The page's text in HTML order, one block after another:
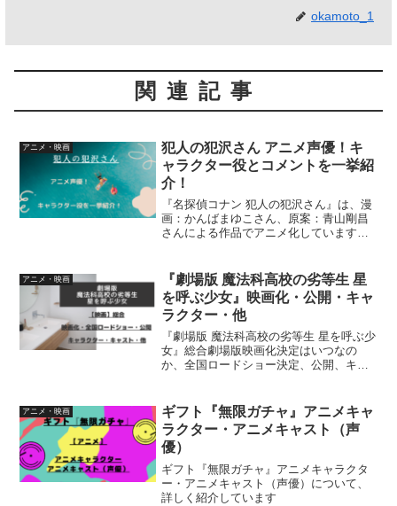
okamoto_1
関連記事
アニメ・映画
犯人の犯沢さん アニメ声優！キ
ャラクター役とコメントを一挙紹
介！
『名探偵コナン 犯人の犯沢さん』は、漫
画：かんばまゆこさん、原案：青山剛昌
さんによる作品でアニメ化しています。
アニメ・映画
『劇場版 魔法科高校の劣等生 星
を呼ぶ少女』映画化・公開・キャ
ラクター・他
『劇場版 魔法科高校の劣等生 星を呼ぶ少
女』総合劇場版映画化決定はいつなの
か、全国ロードショー決定、公開、キャ
く紹介しています
アニメ・映画
ギフト『無限ガチャ』アニメキャ
ラクター・アニメキャスト（声
優）
ギフト『無限ガチャ』アニメキャラクタ
ー・アニメキャスト（声優）について、
詳しく紹介しています